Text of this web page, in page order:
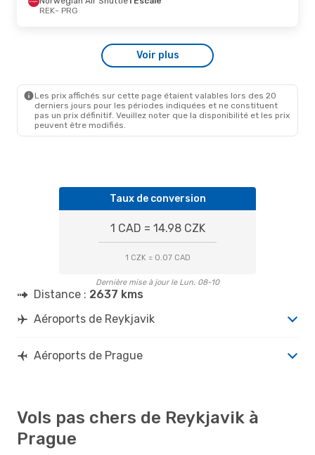
PRG
- REK
REK- PRG
Voir plus
Les prix affichés sur cette page étaient valables lors des 20
derniers jours pour les périodes indiquées et ne constituent
pas un prix définitif. Veuillez noter que la disponibilité et les prix
peuvent être modifiés.
Taux de conversion
1 CAD = 14.98 CZK
1 CZK = 0.07 CAD
Dernière mise à jour le Lun. 08-10
Distance : 2637 kms
Aéroports de Reykjavik
Aéroports de Prague
Vols pas chers de Reykjavik à
Prague